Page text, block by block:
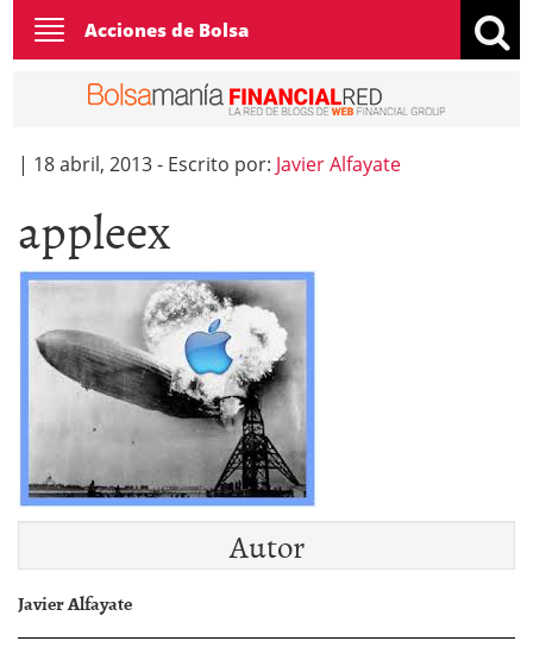
Toggle
navigation
Acciones de Bolsa
| 18 abril, 2013- Escrito por: Javier Alfayate
appleex
Autor
Javier Alfayate